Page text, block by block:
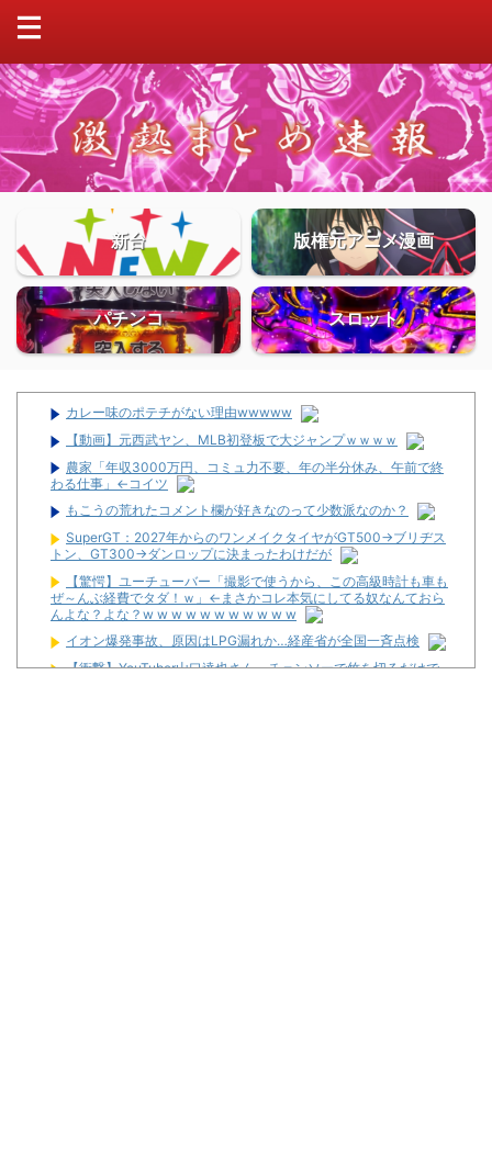
新台 版権元アニメ漫画
パチンコ スロット
カレー味のポテチがない理由wwwww
【動画】元西武ヤン、MLB初登板で大ジャンプｗｗｗｗ
農家「年収3000万円、コミュ力不要、年の半分休み、午前で終
わる仕事」←コイツ
もこうの荒れたコメント欄が好きなのって少数派なのか？
SuperGT：2027年からのワンメイクタイヤがGT500→ブリヂス
トン、GT300→ダンロップに決まったわけだが
【驚愕】ユーチューバー「撮影で使うから、この高級時計も車も
ぜ～んぶ経費でタダ！ｗ」←まさかコレ本気にしてる奴なんておら
んよな？よな？w w w w w w w w w w w
イオン爆発事故、原因はLPG漏れか…経産省が全国一斉点検
【衝撃】YouTuber山口達也さん、チェンソーで竹を切るだけで